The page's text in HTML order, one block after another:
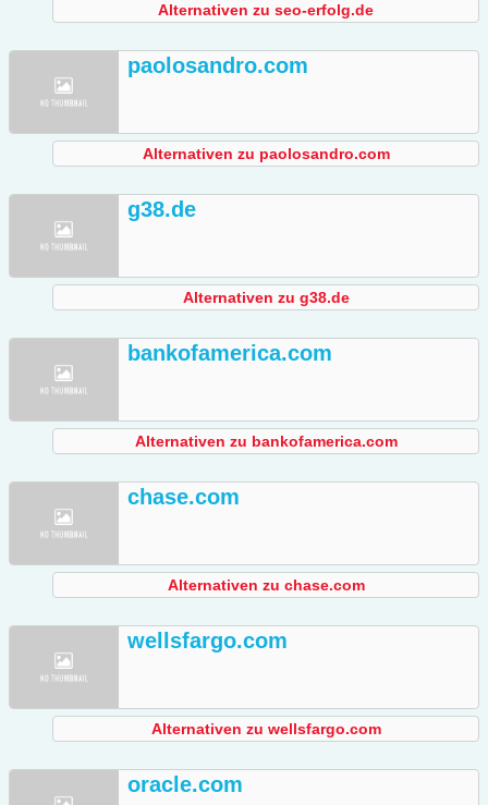
Alternativen zu seo-erfolg.de
paolosandro.com
Alternativen zu paolosandro.com
g38.de
Alternativen zu g38.de
bankofamerica.com
Alternativen zu bankofamerica.com
chase.com
Alternativen zu chase.com
wellsfargo.com
Alternativen zu wellsfargo.com
oracle.com